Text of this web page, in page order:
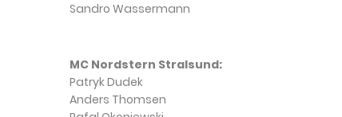
Sandro Wassermann
MC Nordstern Stralsund:
Patryk Dudek
Anders Thomsen